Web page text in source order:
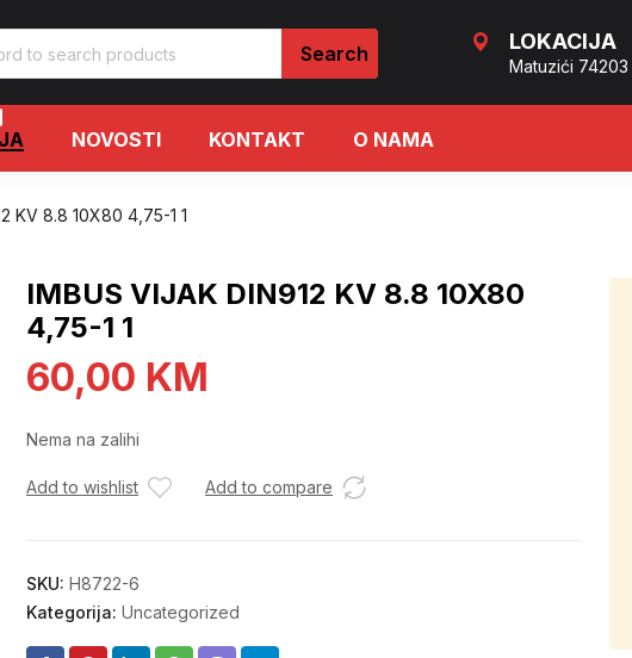
LOKACIJA
Matuzići 74203
NOVOSTI KONTAKT O NAMA
KV 8.8 10X80 4,75-1 1
IMBUS VIJAK DIN912 KV 8.8 10X80
4,75-1 1
60,00 KM
Nema na zalihi
Add to wishlist Add to compare
SKU: H8722-6
Kategorija: Uncategorized